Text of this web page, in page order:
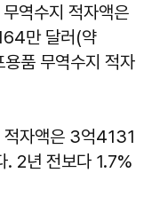
역수지 적자액은
만 달러(약
품 무역수지 적자
적자액은 3억4131
2년 전보다 1.7%